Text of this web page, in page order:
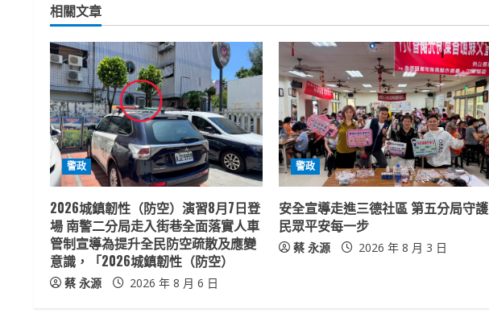
i
n
u
e
R
e
a
d
i
相關文章
警政
2026城鎮韌性（防空）演習8月7日登
場 南警二分局走入街巷全面落實人車
管制宣導為提升全民防空疏散及應變
意識，「2026城鎮韌性（防空）
蔡 永源 2026 年 8 月 6 日
警政
安全宣導走進三德社區 第五分局守護
民眾平安每一步
蔡 永源 2026 年 8 月 3 日